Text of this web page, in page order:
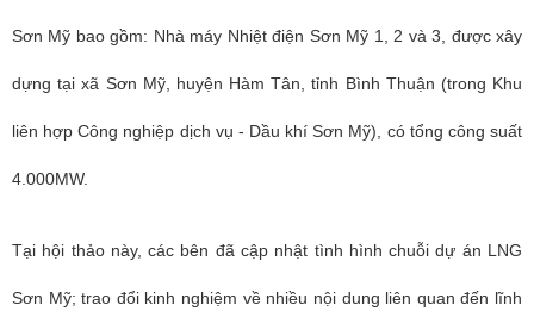
Sơn Mỹ bao gồm: Nhà máy Nhiệt điện Sơn Mỹ 1, 2 và 3, được xây
dựng tại xã Sơn Mỹ, huyện Hàm Tân, tỉnh Bình Thuận (trong Khu
liên hợp Công nghiệp dịch vụ - Dầu khí Sơn Mỹ), có tổng công suất
4.000MW.
Tại hội thảo này, các bên đã cập nhật tình hình chuỗi dự án LNG
Sơn Mỹ; trao đổi kinh nghiệm về nhiều nội dung liên quan đến lĩnh